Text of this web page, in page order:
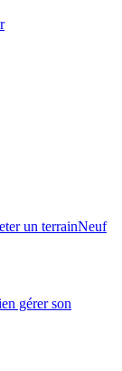
un terrainNeuf
gérer son